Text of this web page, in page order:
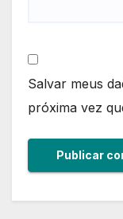
Salvar meus
próxima vez